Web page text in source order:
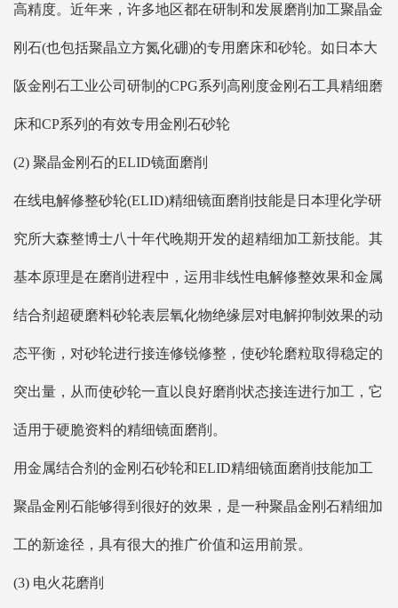
高精度。近年来，许多地区都在研制和发展磨削加工聚晶金
刚石(也包括聚晶立方氮化硼)的专用磨床和砂轮。如日本大
阪金刚石工业公司研制的CPG系列高刚度金刚石工具精细磨
床和CP系列的有效专用金刚石砂轮
(2) 聚晶金刚石的ELID镜面磨削
在线电解修整砂轮(ELID)精细镜面磨削技能是日本理化学研
究所大森整博士八十年代晚期开发的超精细加工新技能。其
基本原理是在磨削进程中，运用非线性电解修整效果和金属
结合剂超硬磨料砂轮表层氧化物绝缘层对电解抑制效果的动
态平衡，对砂轮进行接连修锐修整，使砂轮磨粒取得稳定的
突出量，从而使砂轮一直以良好磨削状态接连进行加工，它
适用于硬脆资料的精细镜面磨削。
用金属结合剂的金刚石砂轮和ELID精细镜面磨削技能加工
聚晶金刚石能够得到很好的效果，是一种聚晶金刚石精细加
工的新途径，具有很大的推广价值和运用前景。
(3) 电火花磨削